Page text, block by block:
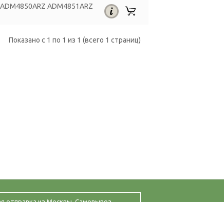
ADM4851ARZ
Показано с 1 по 1 из 1 (всего 1 страниц)